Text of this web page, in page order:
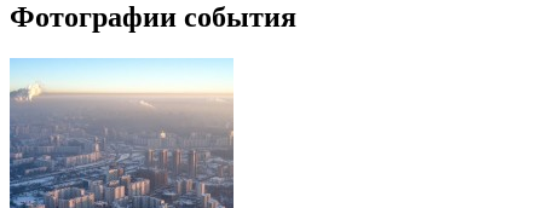
Фотографии события